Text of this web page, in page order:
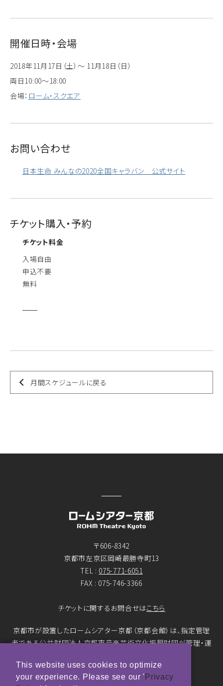
開催日時・会場
2018年11月17日（土）～ 11月18日（日）
両日10:00～18:00
会場： ローム・スクエア
お問い合わせ
日本生命 みんなの2020全国キャラバン 公式サイト
チケット購入・予約
チケット料金
入場自由
申込不要
無料
月間スケジュールに戻る
〒606-8342
京都市左京区岡崎最勝寺町13
TEL : 075-771-6051
FAX : 075-746-3366
チケットに関するお問合せはこちら
京都市が設置したロームシアター京都（京都会館）は、指定管理
者である公益財団法人京都市音楽芸術文化振興財団が管理・運
© ROHM Theatre Kyoto. All rights reserved.
This website uses cookies to optimize
your experience. Please see our ' Privacy